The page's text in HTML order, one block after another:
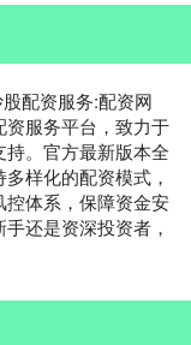
配资服务:配资网
服务平台，致力于
。官方最新版本全
样化的配资模式，
体系，保障资金安
还是资深投资者，